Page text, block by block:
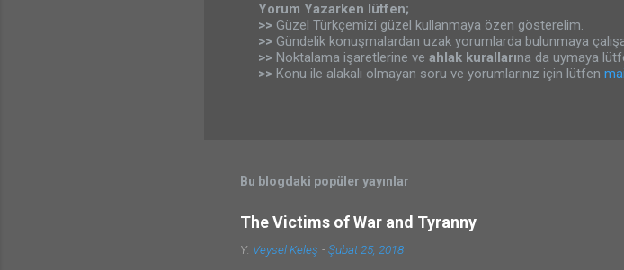
Y
o
r
u
e
r
Yorum Yazarken lütfen;
>> Güzel Türkçemizi güzel kullanmaya özen gösterelim.
>> Gündelik konuşmalardan uzak yorumlarda bulunmaya
>> Noktalama işaretlerine ve ahlak kurallarına da uymaya
>> Konu ile alakalı olmayan soru ve yorumlarınız için lütfen
Bu blogdaki popüler yayınlar
The Victims of War and Tyranny
Y: Veysel Keleş -Şubat 25, 2018